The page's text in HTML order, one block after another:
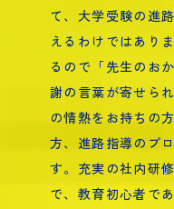
て、大学受験の進
えるわけではあり
るので「先生のお
謝の言葉が寄せら
の情熱をお持ちの
方、進路指導のプ
す。充実の社内研
で、教育初心者で